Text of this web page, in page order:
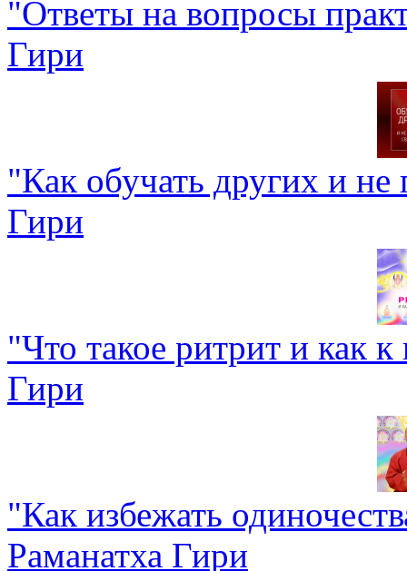
"Ответы на вопросы
Гири
"Как обучать других и не
Гири
"Что такое ритрит и как
Гири
"Как избежать
Раманатха Гири